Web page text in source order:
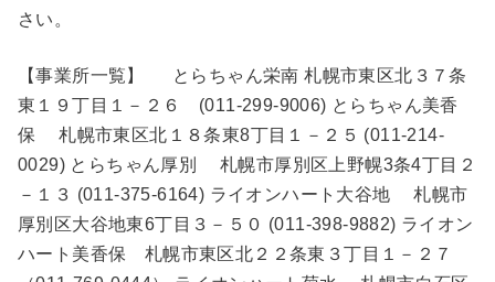
さい。
【事業所一覧】 とらちゃん栄南 札幌市東区北３７条
東１９丁目１－２６ (011-299-9006) とらちゃん美香
保 札幌市東区北１８条東8丁目１－２５ (011-214-
0029) とらちゃん厚別 札幌市厚別区上野幌3条4丁目２
－１３ (011-375-6164) ライオンハート大谷地 札幌市
厚別区大谷地東6丁目３－５０ (011-398-9882) ライオン
ハート美香保 札幌市東区北２２条東３丁目１－２７